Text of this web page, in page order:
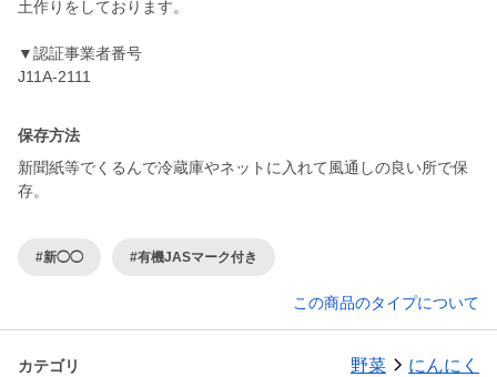
土作りをしております。
▼認証事業者番号
J11A-2111
保存方法
新聞紙等でくるんで冷蔵庫やネットに入れて風通しの良い所で保
存。
#新◯◯ #有機JASマーク付き
この商品のタイプについて
カテゴリ 野菜 にんにく